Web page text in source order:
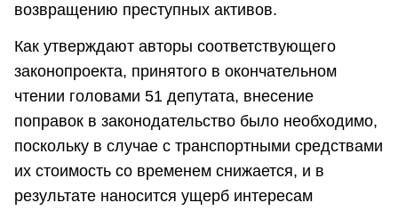
возвращению преступных активов.
Как утверждают авторы соответствующего
законопроекта, принятого в окончательном
чтении головами 51 депутата, внесение
поправок в законодательство было необходимо,
поскольку в случае с транспортными средствами
их стоимость со временем снижается, и в
результате наносится ущерб интересам